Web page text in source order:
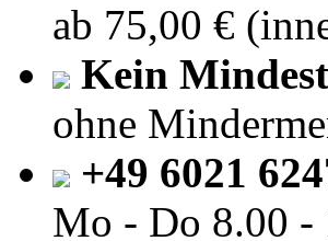
ab 75,00 €
Kein
ohne
+49 6021
Mo - Do 8.00 -